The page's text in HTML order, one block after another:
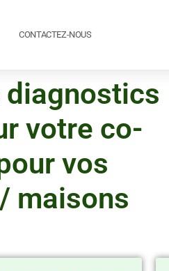
CONTACTEZ-NOUS
diagnostics
votre co-
vos
maisons